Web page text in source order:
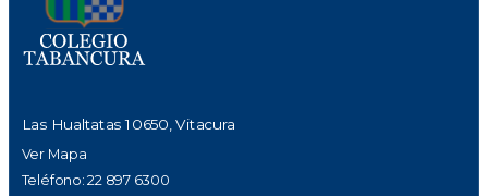
Las Hualtatas 10650, Vitacura
Ver Mapa
Teléfono: 22 897 6300